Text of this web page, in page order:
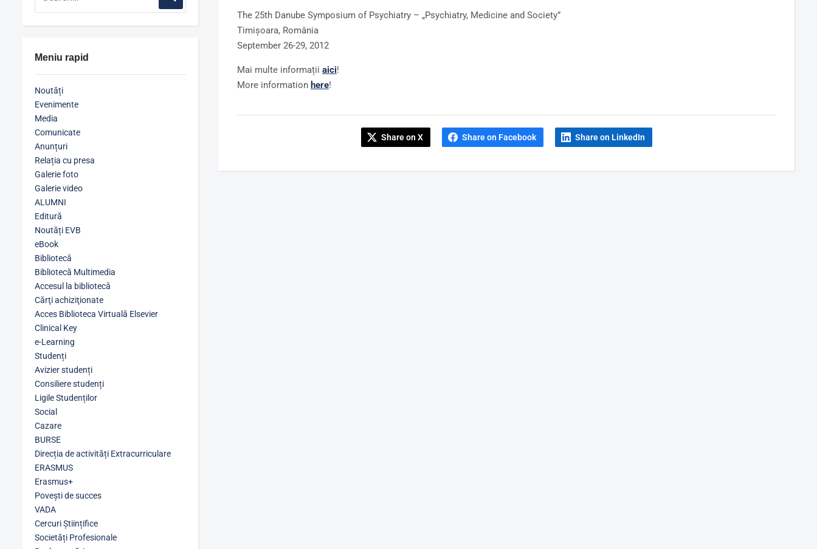
Meniu rapid
Noutăți
Evenimente
Media
Comunicate
Anunțuri
Relația cu presa
Galerie foto
Galerie video
ALUMNI
Editură
Noutăți EVB
eBook
Bibliotecă
Bibliotecă Multimedia
Accesul la bibliotecă
Cărţi achiziţionate
Acces Biblioteca Virtuală Elsevier
Clinical Key
e-Learning
Studenți
Avizier studenți
Consiliere studenți
Ligile Studenților
Social
Cazare
BURSE
Direcția de activități Extracurriculare
ERASMUS
Erasmus+
Povești de succes
VADA
Cercuri Științifice
Societăți Profesionale
The 25th Danube Symposium of Psychiatry – „Psychiatry, Medicine and Society”
Timișoara, România
September 26-29, 2012
Mai multe informații aici!
More information here!
Share on X Share on Facebook Share on LinkedIn